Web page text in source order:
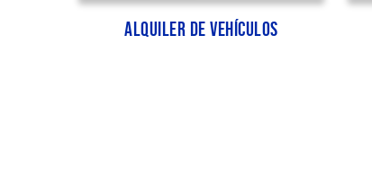
Alquiler de vehículos